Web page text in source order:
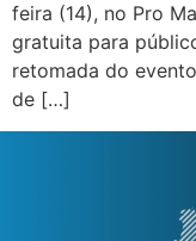
feira (14), no Pro
gratuita para
retomada do
de […]